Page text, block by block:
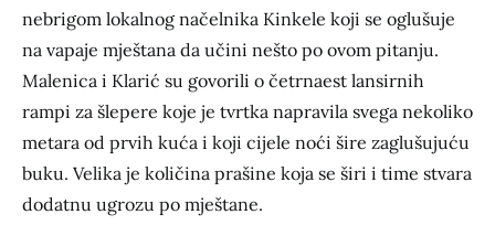
nebrigom lokalnog načelnika Kinkele koji se oglušuje
na vapaje mještana da učini nešto po ovom pitanju.
Malenica i Klarić su govorili o četrnaest lansirnih
rampi za šlepere koje je tvrtka napravila svega nekoliko
metara od prvih kuća i koji cijele noći šire zaglušujuću
buku. Velika je količina prašine koja se širi i time stvara
dodatnu ugrozu po mještane.